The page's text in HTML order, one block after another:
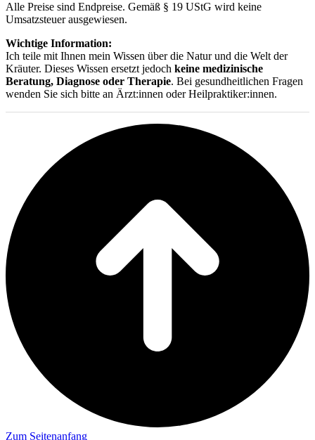
Alle Preise sind Endpreise. Gemäß § 19 UStG wird keine
Umsatzsteuer ausgewiesen.
Wichtige Information:
Ich teile mit Ihnen mein Wissen über die Natur und die Welt der
Kräuter. Dieses Wissen ersetzt jedoch keine medizinische
Beratung, Diagnose oder Therapie. Bei gesundheitlichen Fragen
wenden Sie sich bitte an Ärzt:innen oder Heilpraktiker:innen.
Zum Seitenanfang